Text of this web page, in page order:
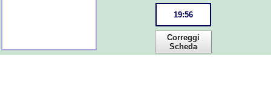
19:55
Correggi
Scheda